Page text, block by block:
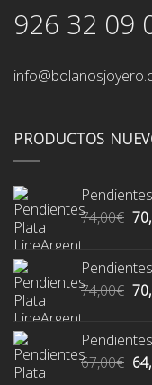
926 32 09
PRODUCTOS
74,00€ El
era:
74,00€ El
era:
67,00€ El